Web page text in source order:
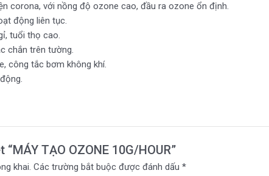
corona, với nồng độ ozone cao, đầu ra ozone ổn định.
động liên tục.
tuổi thọ cao.
chắn trên tường.
công tắc bơm không khí.
TẠO OZONE 10G/HOUR”
khai. Các trường bắt buộc được đánh dấu*